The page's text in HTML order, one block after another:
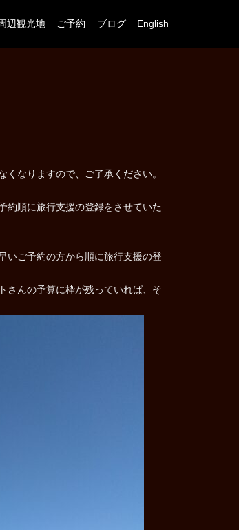
辺観光地 ご予約 ブログ English
なりますので、ご了承ください。
約順に旅行支援の登録をさせていた
いご予約の方から順に旅行支援の登
さんの予算に枠が残っていれば、そ